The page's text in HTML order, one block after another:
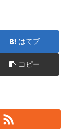
はてブ
コピー